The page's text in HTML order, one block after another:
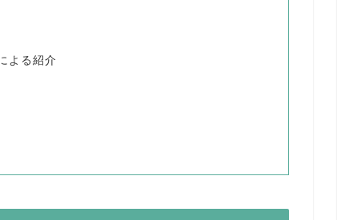
よる紹介